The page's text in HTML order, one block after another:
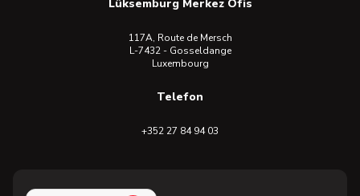
Lüksemburg Merkez Ofis
117A, Route de Mersch
L-7432 - Gosseldange
Luxembourg
Telefon
+352 27 84 94 03